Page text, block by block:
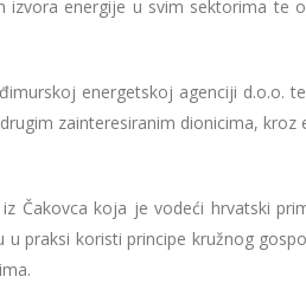
energije u svim sektorima te
energetskoj agenciji d.o.o.
zainteresiranim dionicima, kroz
Čakovca koja je vodeći hrvatski
praksi koristi principe kružnog